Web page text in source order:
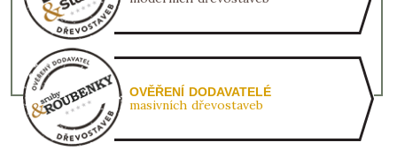
OVĚŘENÍ DODAVATELÉ
masivních dřevostaveb